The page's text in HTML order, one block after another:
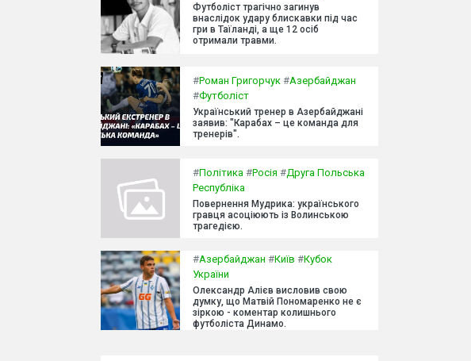
Футболіст трагічно загинув
внаслідок удару блискавки під час
гри в Таїланді, а ще 12 осіб
отримали травми.
#Роман Григорчук #Азербайджан
#Футболіст
Український тренер в Азербайджані
заявив: "Карабах – це команда для
тренерів".
#Політика #Росія #Друга Польська
Республіка
Повернення Мудрика: українського
гравця асоціюють із Волинською
трагедією.
#Азербайджан #Київ #Кубок
України
Олександр Алієв висловив свою
думку, що Матвій Пономаренко не є
зіркою - коментар колишнього
футболіста Динамо.